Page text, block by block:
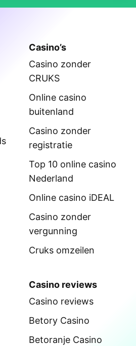
Casino’s
Casino zonder
CRUKS
Online casino
buitenland
Casino zonder
registratie
Top 10 online casino
Nederland
Online casino iDEAL
Casino zonder
vergunning
Cruks omzeilen
Casino reviews
Casino reviews
Betory Casino
Betoranje Casino